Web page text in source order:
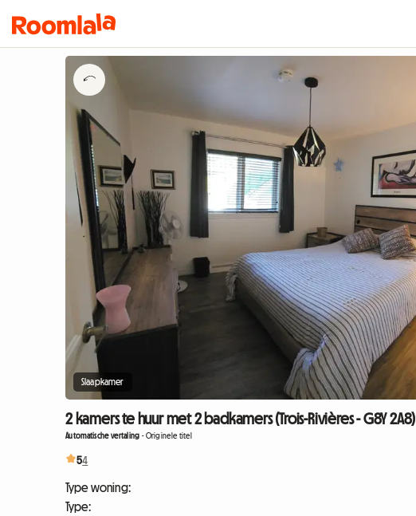
Slaapkamer
2 kamers te huur met 2 badkamers (Trois-Rivières - G8Y 2A8)
Automatische vertaling -Originele titel
54
Type woning:
Type: